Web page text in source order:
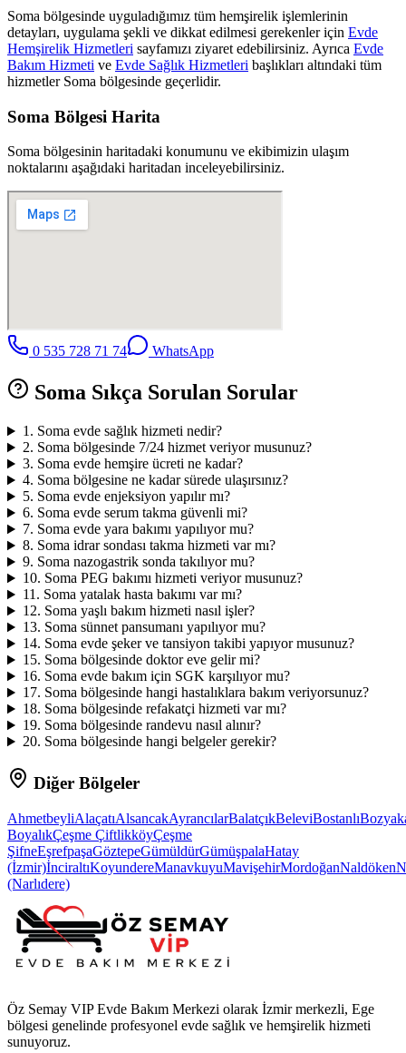
Soma bölgesinde uyguladığımız tüm hemşirelik işlemlerinin
detayları, uygulama şekli ve dikkat edilmesi gerekenler için Evde
Hemşirelik Hizmetleri sayfamızı ziyaret edebilirsiniz. Ayrıca Evde
Bakım Hizmeti ve Evde Sağlık Hizmetleri başlıkları altındaki tüm
hizmetler Soma bölgesinde geçerlidir.
Soma Bölgesi Harita
Soma bölgesinin haritadaki konumunu ve ekibimizin ulaşım
noktalarını aşağıdaki haritadan inceleyebilirsiniz.
0 535 728 71 74 WhatsApp
Soma Sıkça Sorulan Sorular
1 . Soma evde sağlık hizmeti nedir?
2. Soma bölgesinde 7/24 hizmet veriyor musunuz?
3. Soma evde hemşire ücreti ne kadar?
4. Soma bölgesine ne kadar sürede ulaşırsınız?
5. Soma evde enjeksiyon yapılır mı?
6. Soma evde serum takma güvenli mi?
7. Soma evde yara bakımı yapılıyor mu?
8. Soma idrar sondası takma hizmeti var mı?
9. Soma nazogastrik sonda takılıyor mu?
10. Soma PEG bakımı hizmeti veriyor musunuz?
11 . Soma yatalak hasta bakımı var mı?
12. Soma yaşlı bakım hizmeti nasıl işler?
13. Soma sünnet pansumanı yapılıyor mu?
14. Soma evde şeker ve tansiyon takibi yapıyor musunuz?
15. Soma bölgesinde doktor eve gelir mi?
16. Soma evde bakım için SGK karşılıyor mu?
17. Soma bölgesinde hangi hastalıklara bakım veriyorsunuz?
18. Soma bölgesinde refakatçi hizmeti var mı?
19. Soma bölgesinde randevu nasıl alınır?
20. Soma bölgesinde hangi belgeler gerekir?
Diğer Bölgeler
AhmetbeyliAlaçatıAlsancakAyrancılarBalatçıkBeleviBostanlı
BoyalıkÇeşme ÇiftlikköyÇeşme
ŞifneEşrefpaşaGöztepeGümüldürGümüşpalaHatay
(İzmir)İnciraltıKoyundereManavkuyuMavişehirMordoğanNaldöken
(Narlıdere)
Öz Semay VIP Evde Bakım Merkezi olarak İzmir merkezli, Ege
bölgesi genelinde profesyonel evde sağlık ve hemşirelik hizmeti
sunuyoruz.